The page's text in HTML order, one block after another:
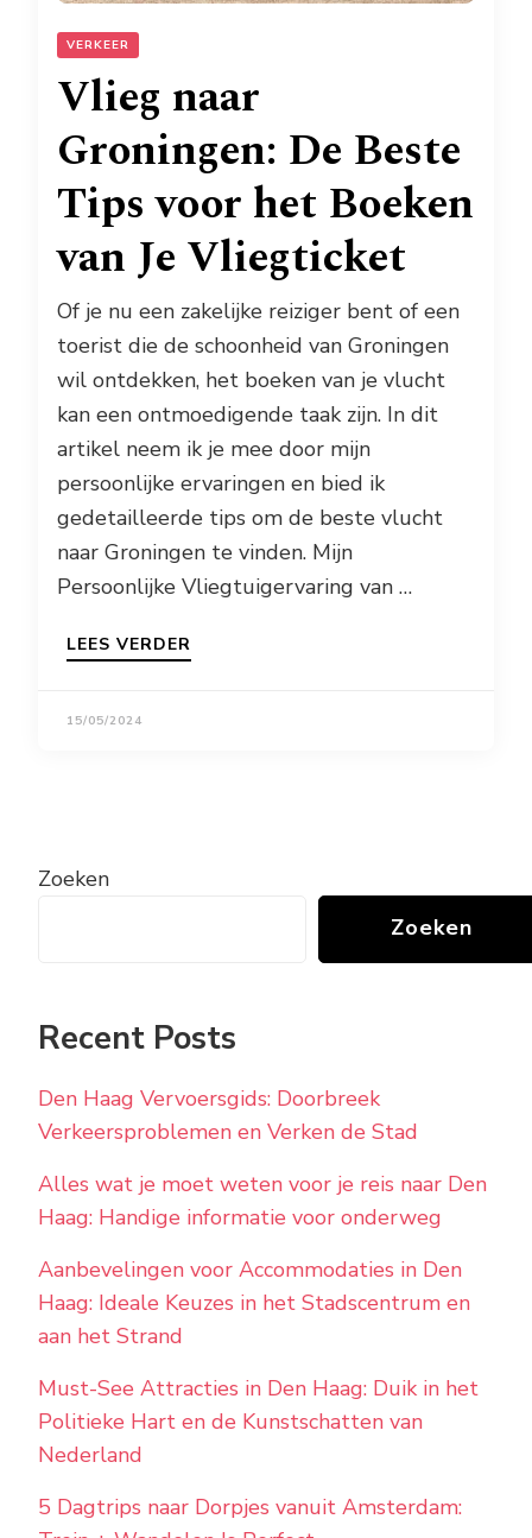
VERKEER
Vlieg naar
Groningen: De Beste
Tips voor het Boeken
van Je Vliegticket
Of je nu een zakelijke reiziger bent of een
toerist die de schoonheid van Groningen
wil ontdekken, het boeken van je vlucht
kan een ontmoedigende taak zijn. In dit
artikel neem ik je mee door mijn
persoonlijke ervaringen en bied ik
gedetailleerde tips om de beste vlucht
naar Groningen te vinden. Mijn
Persoonlijke Vliegtuigervaring van …
LEES VERDER
15/05/2024
Zoeken
Zoeken
Recent Posts
Den Haag Vervoersgids: Doorbreek
Verkeersproblemen en Verken de Stad
Alles wat je moet weten voor je reis naar Den
Haag: Handige informatie voor onderweg
Aanbevelingen voor Accommodaties in Den
Haag: Ideale Keuzes in het Stadscentrum en
aan het Strand
Must-See Attracties in Den Haag: Duik in het
Politieke Hart en de Kunstschatten van
Nederland
5 Dagtrips naar Dorpjes vanuit Amsterdam: